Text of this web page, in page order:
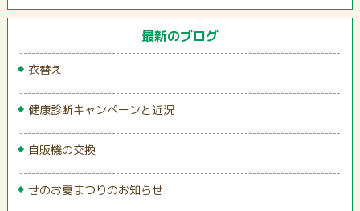
最新のブログ
衣替え
健康診断キャンペーンと近況
自販機の交換
せのお夏まつりのお知らせ